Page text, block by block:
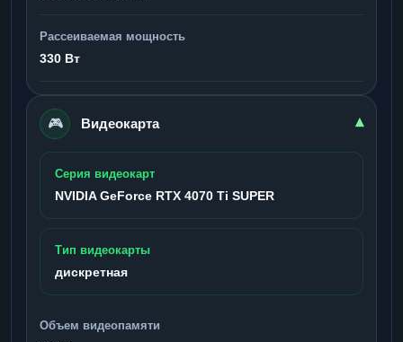
Рассеиваемая мощность
330 Вт
🎮 Видеокарта ▾
Серия видеокарт
NVIDIA GeForce RTX 4070 Ti SUPER
Тип видеокарты
дискретная
Объем видеопамяти